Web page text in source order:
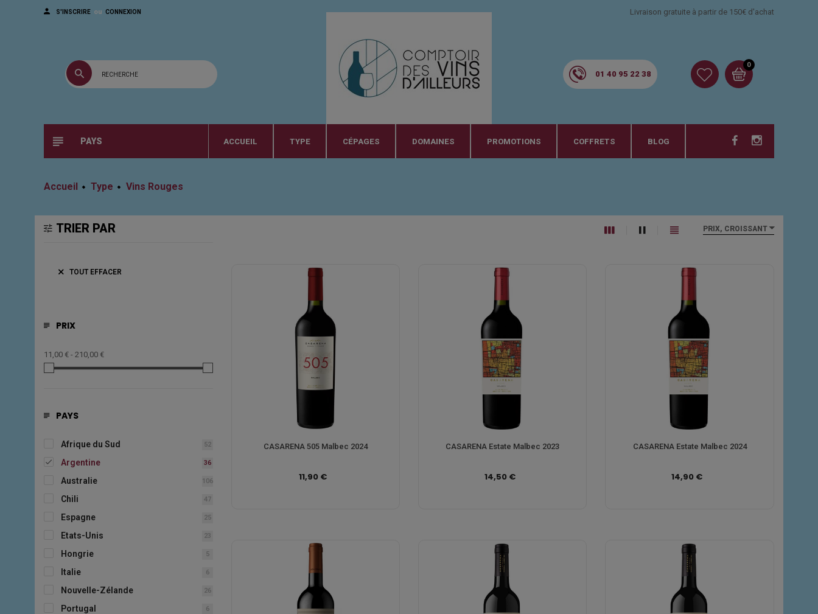
S'INSCRIRE ou CONNEXION Livraison gratuite à partir de 150€ d'achat
01 40 95 22 38
0
PAYS ACCUEIL TYPE CÉPAGES DOMAINES PROMOTIONS COFFRETS BLOG
Accueil Type Vins Rouges
TRIER PAR
 TOUT EFFACER
PRIX
11,00 € - 210,00 €
PAYS
Afrique du Sud 52
 Argentine 36
Australie 106
Chili 47
Espagne 25
Etats-Unis 23
Hongrie 5
Italie 6
Nouvelle-Zélande 26
Portugal 6
PRIX, CROISSANT
CASARENA 505 Malbec 2024
11,90 €
CASARENA Estate Malbec 2023
14,50 €
CASARENA Estate Malbec 2024
14,90 €